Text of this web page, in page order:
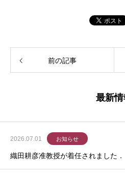
前の記事
最新情
2026.07.01 お知らせ
織田耕彦准教授が着任されました．